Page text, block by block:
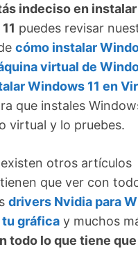
indeciso en instalar
puedes revisar
cómo instalar
virtual de
Windows 11 en
que instales
virtual y lo pruebes.
otros artículos
que ver con
drivers Nvidia para
tu gráfica y muchos
todo lo que tiene